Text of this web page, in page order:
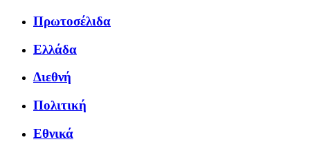
Πρωτοσέλιδα
Ελλάδα
Διεθνή
Πολιτική
Εθνικά